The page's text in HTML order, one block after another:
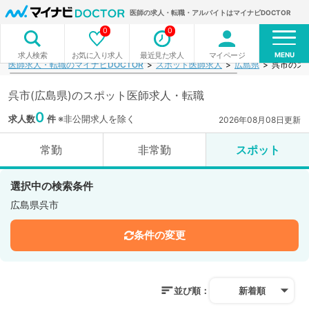
医師の求人・転職・アルバイトはマイナビDOCTOR
求人検索 お気に入り求人
0
最近見た求人
0
マイページ MENU
医師求人・転職のマイナビDOCTOR スポット医師求人 広島県 呉市のス
呉市(広島県)のスポット医師求人・転職
求人数0 件※非公開求人を除く 2026年08月08日更新
常勤 非常勤 スポット
選択中の検索条件
広島県呉市
条件の変更
並び順： 新着順